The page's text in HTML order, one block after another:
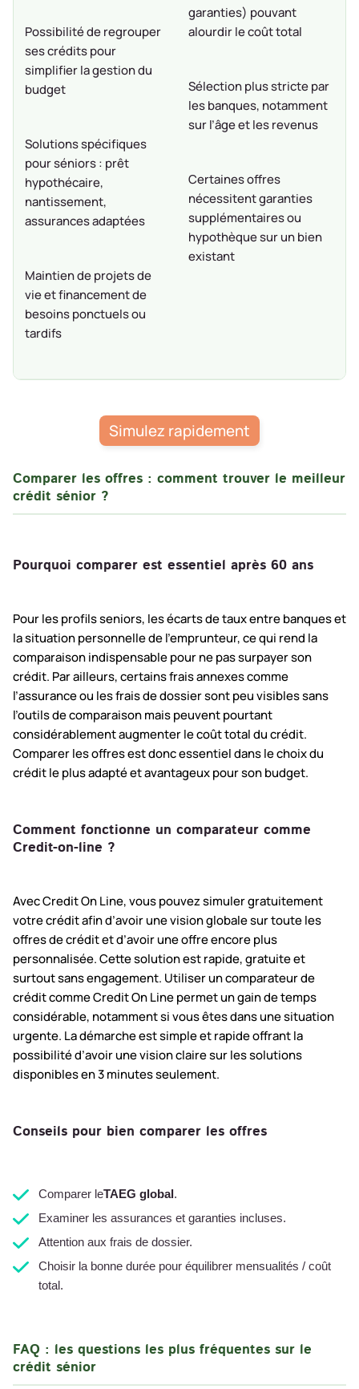
Possibilité de regrouper
ses crédits pour
simplifier la gestion du
budget
Solutions spécifiques
pour séniors : prêt
hypothécaire,
nantissement,
assurances adaptées
Maintien de projets de
vie et financement de
besoins ponctuels ou
tardifs
garanties) pouvant
alourdir le coût total
Sélection plus stricte par
les banques, notamment
sur l’âge et les revenus
Certaines offres
nécessitent garanties
supplémentaires ou
hypothèque sur un bien
existant
Simulez rapidement
Comparer les offres : comment trouver le meilleur
crédit sénior ?
Pourquoi comparer est essentiel après 60 ans
Pour les profils seniors, les écarts de taux entre banques et
la situation personnelle de l’emprunteur, ce qui rend la
comparaison indispensable pour ne pas surpayer son
crédit. Par ailleurs, certains frais annexes comme
l’assurance ou les frais de dossier sont peu visibles sans
l’outils de comparaison mais peuvent pourtant
considérablement augmenter le coût total du crédit.
Comparer les offres est donc essentiel dans le choix du
crédit le plus adapté et avantageux pour son budget.
Comment fonctionne un comparateur comme
Credit-on-line ?
Avec Credit On Line, vous pouvez simuler gratuitement
votre crédit afin d’avoir une vision globale sur toute les
offres de crédit et d’avoir une offre encore plus
personnalisée. Cette solution est rapide, gratuite et
surtout sans engagement. Utiliser un comparateur de
crédit comme Credit On Line permet un gain de temps
considérable, notamment si vous êtes dans une situation
urgente. La démarche est simple et rapide offrant la
possibilité d’avoir une vision claire sur les solutions
disponibles en 3 minutes seulement.
Conseils pour bien comparer les offres
Comparer leTAEG global.
Examiner les assurances et garanties incluses.
Attention aux frais de dossier.
Choisir la bonne durée pour équilibrer mensualités / coût
total.
FAQ : les questions les plus fréquentes sur le
crédit sénior